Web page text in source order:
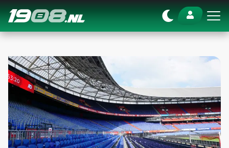
Navigation